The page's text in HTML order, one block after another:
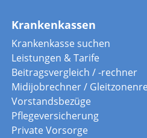
Krankenkassen
Krankenkasse suchen
Leistungen & Tarife
Beitragsvergleich / -rechner
Midijobrechner /
Vorstandsbezüge
Pflegeversicherung
Private Vorsorge